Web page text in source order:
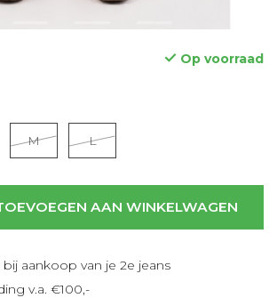
Op voorraad
M L
AAN WINKELWAGEN
aankoop van je 2e jeans
v.a. €100,-